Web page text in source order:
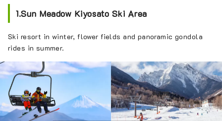
1.Sun Meadow Kiyosato Ski Area
Ski resort in winter, flower fields and panoramic gondola
rides in summer.